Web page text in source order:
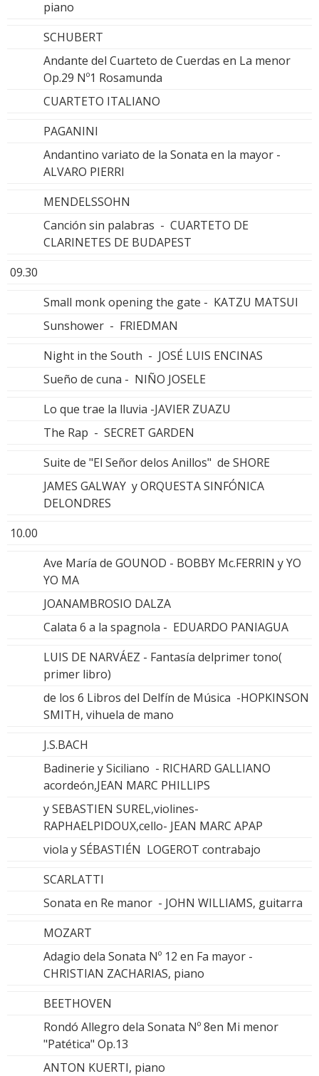
piano
SCHUBERT
Andante del Cuarteto de Cuerdas en La menor
Op.29 Nº1 Rosamunda
CUARTETO ITALIANO
PAGANINI
Andantino variato de la Sonata en la mayor -
ALVARO PIERRI
MENDELSSOHN
Canción sin palabras - CUARTETO DE
CLARINETES DE BUDAPEST
09.30
Small monk opening the gate - KATZU MATSUI
Sunshower - FRIEDMAN
Night in the South - JOSÉ LUIS ENCINAS
Sueño de cuna - NIÑO JOSELE
Lo que trae la lluvia -JAVIER ZUAZU
The Rap - SECRET GARDEN
Suite de "El Señor delos Anillos" de SHORE
JAMES GALWAY y ORQUESTA SINFÓNICA
DELONDRES
10.00
Ave María de GOUNOD - BOBBY Mc.FERRIN y YO
YO MA
JOANAMBROSIO DALZA
Calata 6 a la spagnola - EDUARDO PANIAGUA
LUIS DE NARVÁEZ - Fantasía delprimer tono(
primer libro)
de los 6 Libros del Delfín de Música -HOPKINSON
SMITH, vihuela de mano
J.S.BACH
Badinerie y Siciliano - RICHARD GALLIANO
acordeón,JEAN MARC PHILLIPS
y SEBASTIEN SUREL,violines-
RAPHAELPIDOUX,cello- JEAN MARC APAP
viola y SÉBASTIÉN LOGEROT contrabajo
SCARLATTI
Sonata en Re manor - JOHN WILLIAMS, guitarra
MOZART
Adagio dela Sonata Nº 12 en Fa mayor -
CHRISTIAN ZACHARIAS, piano
BEETHOVEN
Rondó Allegro dela Sonata Nº 8en Mi menor
"Patética" Op.13
ANTON KUERTI, piano